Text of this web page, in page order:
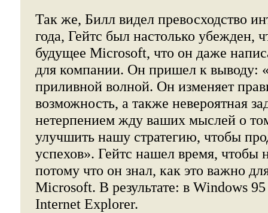
Так же, Билл видел превосходство
года, Гейтс был настолько убежден,
будущее Microsoft, что он даже
для компании. Он пришел к выводу:
приливной волной. Он изменяет
возможность, а также невероятная
нетерпением жду ваших мыслей о
улучшить нашу стратегию, чтобы
успехов». Гейтс нашел время, чтобы
потому что он знал, как это важно
Microsoft. В результате: в Windows 95
Internet Explorer.